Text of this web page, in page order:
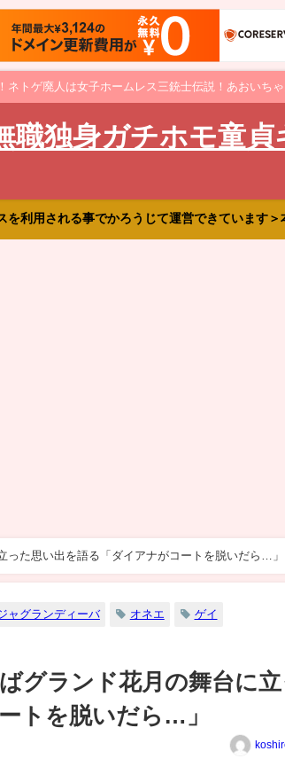
トゲ廃人は女子ホームレス三銃士伝説！あおいち
独身ガチホモ童
利用される事でかろうじて運営できています
た思い出を語る「ダイアナがコートを脱いだら…」
ャグランディーバ オネエ ゲイ
グランド花月の舞台に立
トを脱いだら…」